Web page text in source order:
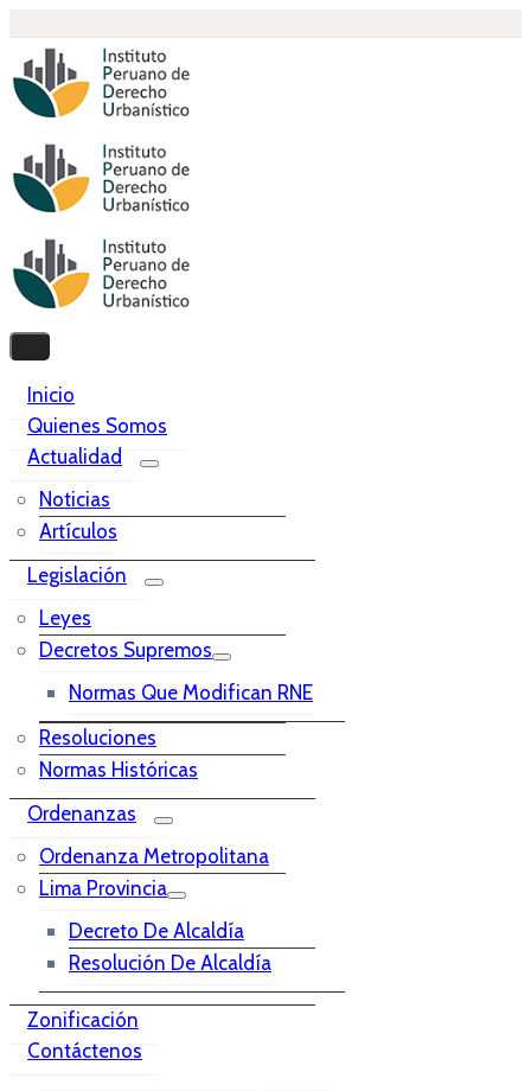
Inicio
Quienes Somos
Actualidad
Noticias
Artículos
Legislación
Leyes
Decretos Supremos
Normas Que Modifican RNE
Resoluciones
Normas Históricas
Ordenanzas
Ordenanza Metropolitana
Lima Provincia
Decreto De Alcaldía
Resolución De Alcaldía
Zonificación
Contáctenos